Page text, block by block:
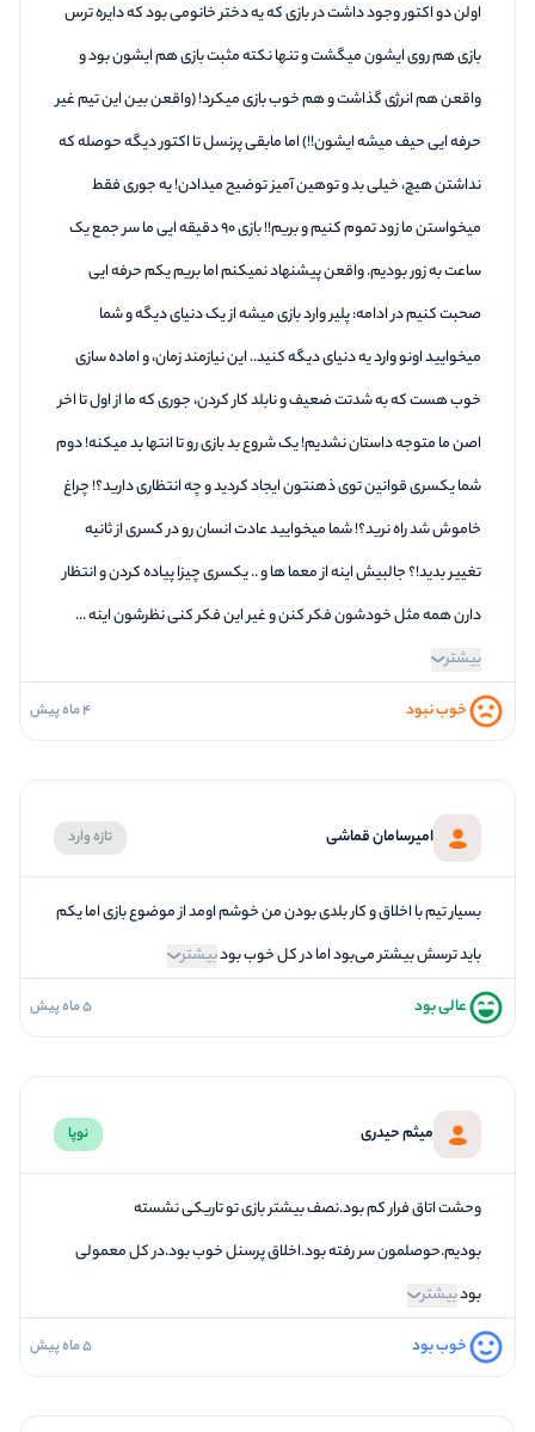
اولن دو اکتور وجود داشت در بازی که یه دختر خانومی بود که دایره ترس
بازی هم روی ایشون میگشت و تنها نکته مثبت بازی هم ایشون بود و
واقعن هم انرژی گذاشت و هم خوب بازی میکرد! (واقعن بین این تیم غیر
حرفه ایی حیف میشه ایشون!!) اما مابقی پرنسل تا اکتور دیگه حوصله که
نداشتن هیچ، خیلی بد و توهین آمیز توضیح میدادن! یه جوری فقط
میخواستن ما زود تموم کنیم و بریم!! بازی ۹۰ دقیقه ایی ما سر جمع یک
ساعت به زور بودیم. واقعن پیشنهاد نمیکنم اما بریم یکم حرفه ایی
صحبت کنیم در ادامه: پلیر وارد بازی میشه از یک دنیای دیگه و شما
میخوایید اونو وارد یه دنیای دیگه کنید.. این نیازمند زمان، و اماده سازی
خوب هست که به شدتت ضعیف و نابلد کار کردن، جوری که ما از اول تا اخر
اصن ما متوجه داستان نشدیم! یک شروع بد بازی رو تا انتها بد میکنه! دوم
شما یکسری قوانین توی ذهنتون ایجاد کردید و چه انتظاری دارید؟! چراغ
خاموش شد راه نرید؟! شما میخوایید عادت انسان رو در کسری از ثانیه
تغییر بدید!؟ جالبیش اینه از معما ها و .. یکسری چیزا پیاده کردن و انتظار
دارن همه مثل خودشون فکر کنن و غیر این فکر کنی نظرشون اینه ...
بیشتر
فضاسازی 2
برخورد پرسنل 2
خوب نبود 4 ماه پیش
امیرسامان قماشی تازه وارد
بسیار تیم با اخلاق و کار بلدی بودن من خوشم اومد از موضوع بازی اما یکم
باید ترسش بیشتر می‌بود اما در کل خوب بودبیشتر
فضاسازی 4
4
5
برخورد پرسنل
عالی بود 5 ماه پیش
میثم حیدری نوپا
وحشت اتاق فرار کم بود.نصف بیشتر بازی تو تاریکی نشسته
بودیم.حوصلمون سر رفته بود.اخلاق پرسنل خوب بود.در کل معمولی
بودبیشتر
فضاسازی 4 خوب بود 5 ماه پیش